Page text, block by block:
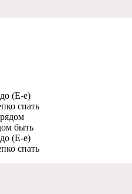
(Е-e)
спать
быть
(Е-e)
спать